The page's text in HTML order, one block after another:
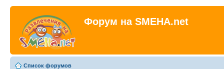
Форум на SMEHA.net
Список форумов